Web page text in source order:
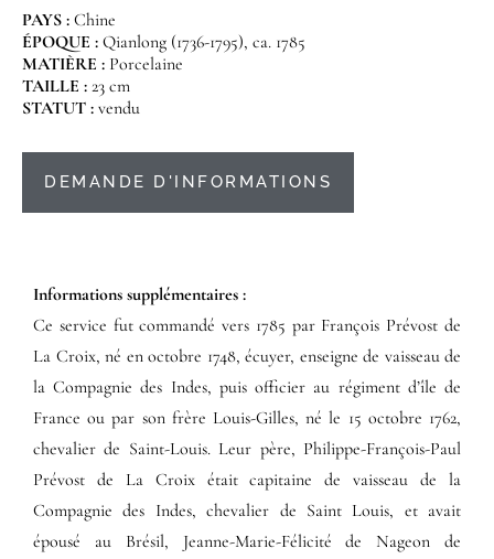
PAYS : Chine
ÉPOQUE : Qianlong (1736-1795), ca. 1785
MATIÈRE : Porcelaine
TAILLE : 23 cm
STATUT : vendu
DEMANDE D'INFORMATIONS
Informations supplémentaires​ :​
Ce service fut commandé vers 1785 par François Prévost de
La Croix, né en octobre 1748, écuyer, enseigne de vaisseau de
la Compagnie des Indes, puis officier au régiment d’île de
France ou par son frère Louis-Gilles, né le 15 octobre 1762,
chevalier de Saint-Louis. Leur père, Philippe-François-Paul
Prévost de La Croix était capitaine de vaisseau de la
Compagnie des Indes, chevalier de Saint Louis, et avait
épousé au Brésil, Jeanne-Marie-Félicité de Nageon de